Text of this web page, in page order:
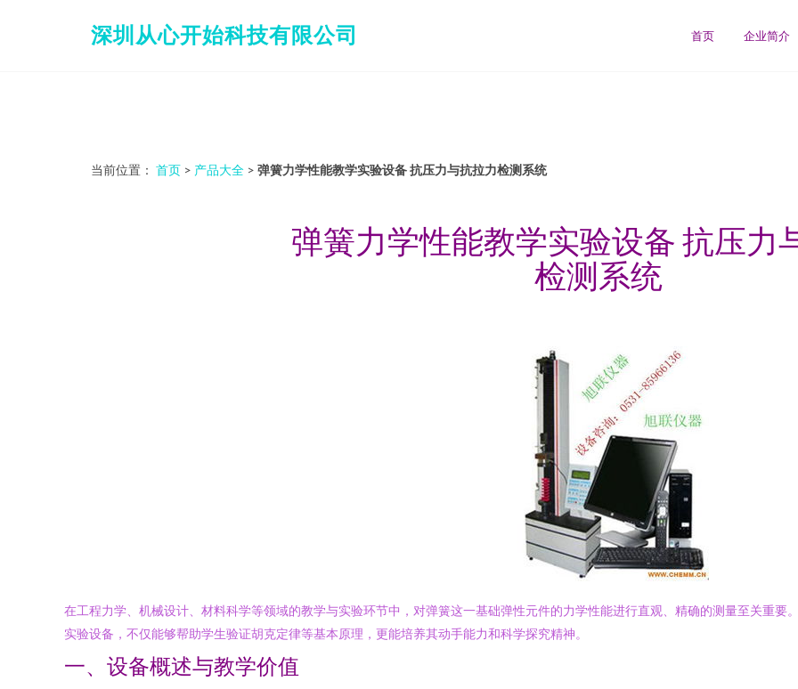
深圳从心开始科技有限公司 首页 企业简介
当前位置： 首页 > 产品大全 > 弹簧力学性能教学实验设备 抗压力与抗拉力检测系统
弹簧力学性能教学实验设备 抗压力
检测系统
在工程力学、机械设计、材料科学等领域的教学与实验环节中，对弹簧这一基础弹性元件的力学性能进行直观、精确的测量至关重要
实验设备，不仅能够帮助学生验证胡克定律等基本原理，更能培养其动手能力和科学探究精神。
一、设备概述与教学价值